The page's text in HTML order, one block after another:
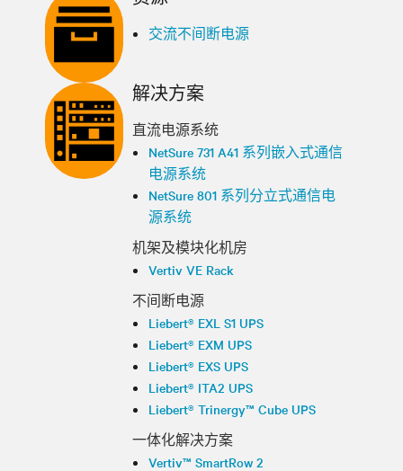
交流不间断电源
解决方案
直流电源系统
NetSure 731 A41 系列嵌入式通信
电源系统
NetSure 801 系列分立式通信电
源系统
机架及模块化机房
Vertiv VE Rack
不间断电源
Liebert® EXL S1 UPS
Liebert® EXM UPS
Liebert® EXS UPS
Liebert® ITA2 UPS
Liebert® Trinergy™ Cube UPS
一体化解决方案
Vertiv™ SmartRow 2